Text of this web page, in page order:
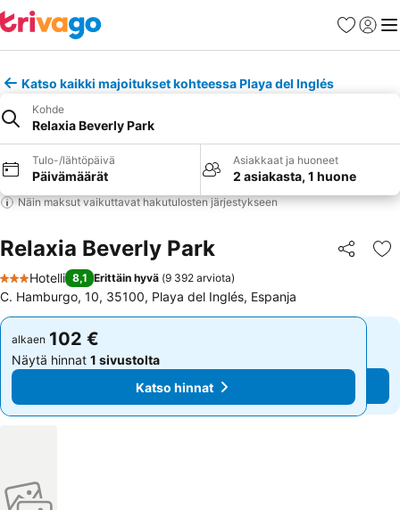
Suosikit
Katso kaikki majoitukset kohteessa Playa del Inglés
Kohde
Relaxia Beverly Park
Tulo-/lähtöpäivä
Päivämäärät
Asiakkaat ja huoneet
2 asiakasta, 1 huone
Näin maksut vaikuttavat hakutulosten järjestykseen
Relaxia Beverly Park Jaa
3 Tähtiluokitus
Hotelli 8,1 Erittäin hyvä (9 392 arviota)
C. Hamburgo, 10, 35100, Playa del Inglés, Espanja
alkaen 102 €
Näytä hinnat 1 sivustolta
Katso hinnat
alkaen 102 €
Näytä hinnat 1 sivustolta
Katso hinnat